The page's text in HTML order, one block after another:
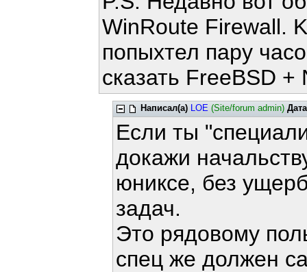
WinRoute Firewall.
попыхтел пару
сказать FreeBSD
Написал(а) LOE (Site/forum admin) Дата
Если ты
докажи
юниксе, без
задач.
Это рядовому
спец же должен